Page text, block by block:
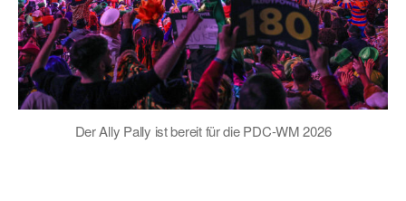
Der Ally Pally ist bereit für die PDC-WM 2026